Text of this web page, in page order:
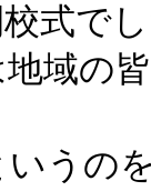
式で
域の
うの